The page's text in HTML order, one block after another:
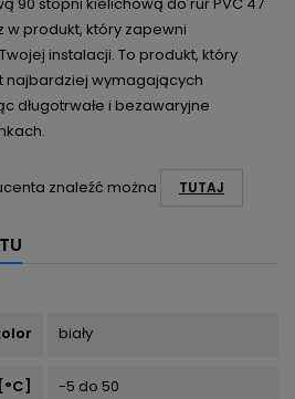
w produkt, który zapewni
instalacji. To produkt, który
najbardziej wymagających
długotrwałe i bezawaryjne
znaleźć można TUTAJ
biały
-5 do 50